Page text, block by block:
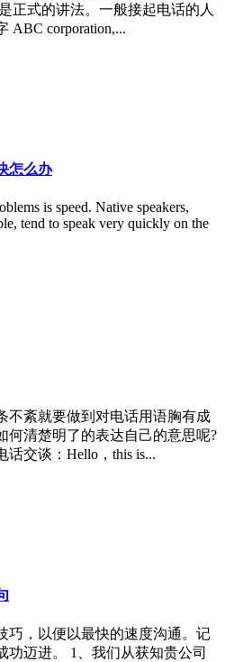
正式的讲法。一般接起电话的人
ABC corporation,...
怎么办
is speed. Native speakers,
tend to speak very quickly on the
紊就要做到对电话用语胸有成
何清楚明了的表达自己的意思呢?
交谈：Hello，this is...
，以便以最快的速度沟通。记
功迈进。 1、我们从获知贵公司